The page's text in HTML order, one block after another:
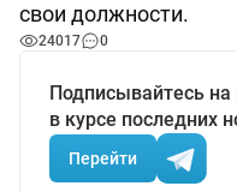
свои должности.
24017 0
Подписывайтесь
в курсе последних
Перейти